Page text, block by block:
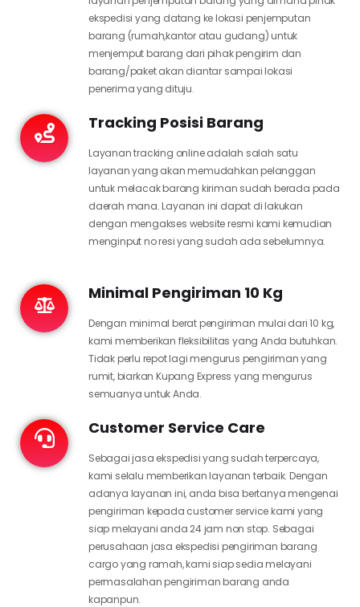
ekspedisi yang datang ke lokasi penjemputan
barang (rumah,kantor atau gudang) untuk
menjemput barang dari pihak pengirim dan
barang/paket akan diantar sampai lokasi
penerima yang dituju.
Tracking Posisi Barang
Layanan tracking online adalah salah satu
layanan yang akan memudahkan pelanggan
untuk melacak barang kiriman sudah berada pada
daerah mana. Layanan ini dapat di lakukan
dengan mengakses website resmi kami kemudian
menginput no resi yang sudah ada sebelumnya.
Minimal Pengiriman 10 Kg
Dengan minimal berat pengiriman mulai dari 10 kg,
kami memberikan fleksibilitas yang Anda butuhkan.
Tidak perlu repot lagi mengurus pengiriman yang
rumit, biarkan Kupang Express yang mengurus
semuanya untuk Anda.
Customer Service Care
Sebagai jasa ekspedisi yang sudah terpercaya,
kami selalu memberikan layanan terbaik. Dengan
adanya layanan ini, anda bisa bertanya mengenai
pengiriman kepada customer service kami yang
siap melayani anda 24 jam non stop. Sebagai
perusahaan jasa ekspedisi pengiriman barang
cargo yang ramah, kami siap sedia melayani
permasalahan pengiriman barang anda
kapanpun.